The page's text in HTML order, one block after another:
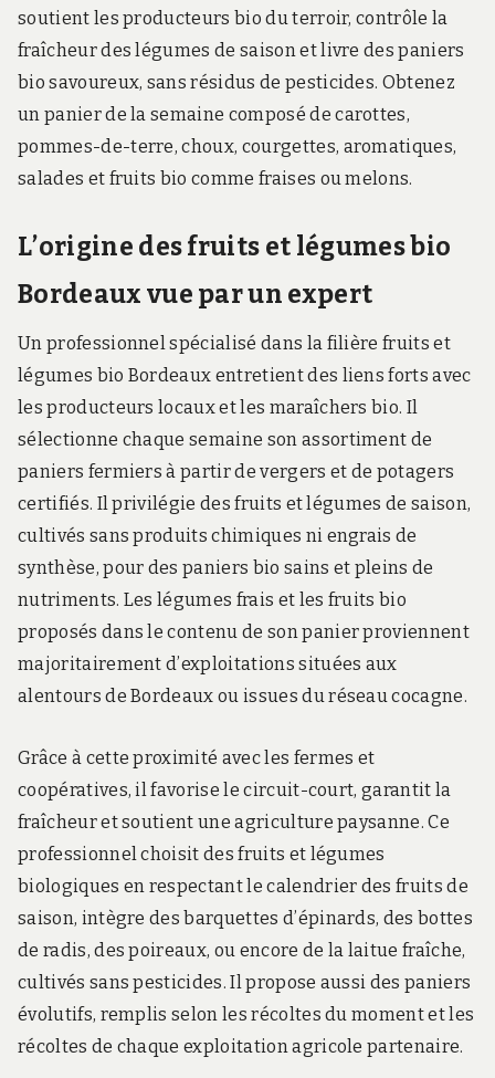
soutient les producteurs bio du terroir, contrôle la
fraîcheur des légumes de saison et livre des paniers
bio savoureux, sans résidus de pesticides. Obtenez
un panier de la semaine composé de carottes,
pommes-de-terre, choux, courgettes, aromatiques,
salades et fruits bio comme fraises ou melons.
L’origine des fruits et légumes bio
Bordeaux vue par un expert
Un professionnel spécialisé dans la filière fruits et
légumes bio Bordeaux entretient des liens forts avec
les producteurs locaux et les maraîchers bio. Il
sélectionne chaque semaine son assortiment de
paniers fermiers à partir de vergers et de potagers
certifiés. Il privilégie des fruits et légumes de saison,
cultivés sans produits chimiques ni engrais de
synthèse, pour des paniers bio sains et pleins de
nutriments. Les légumes frais et les fruits bio
proposés dans le contenu de son panier proviennent
majoritairement d’exploitations situées aux
alentours de Bordeaux ou issues du réseau cocagne.
Grâce à cette proximité avec les fermes et
coopératives, il favorise le circuit-court, garantit la
fraîcheur et soutient une agriculture paysanne. Ce
professionnel choisit des fruits et légumes
biologiques en respectant le calendrier des fruits de
saison, intègre des barquettes d’épinards, des bottes
de radis, des poireaux, ou encore de la laitue fraîche,
cultivés sans pesticides. Il propose aussi des paniers
évolutifs, remplis selon les récoltes du moment et les
récoltes de chaque exploitation agricole partenaire.